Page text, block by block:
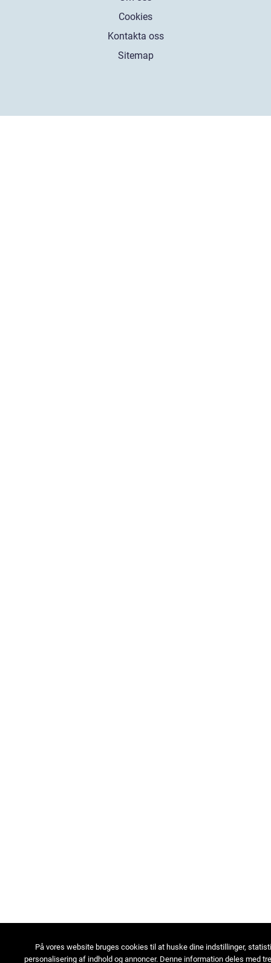
Cookies
Kontakta oss
Sitemap
På vores website bruges cookies til at huske dine indstillinger,
personalisering af indhold og annoncer. Denne information deles med